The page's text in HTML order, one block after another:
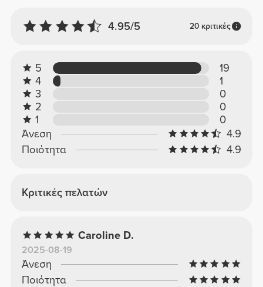
4.95/5 20 κριτικές
5
19
4
1
3
0
2
0
1
0
Άνεση
4.9
Ποιότητα
4.9
Κριτικές πελατών
Caroline D.
2025-08-19
Άνεση
Ποιότητα